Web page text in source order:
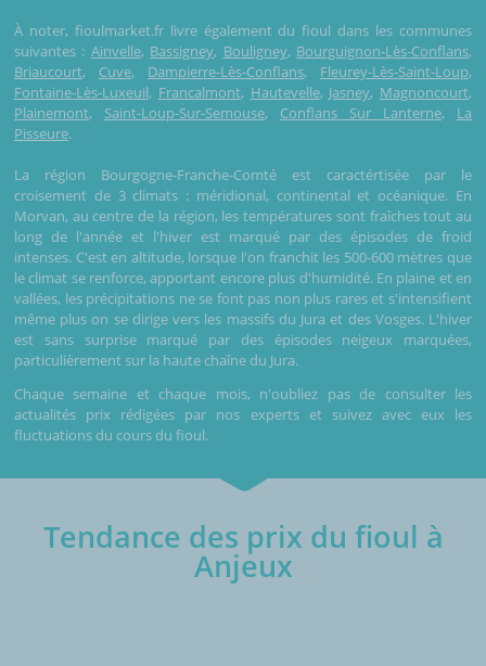
À noter, fioulmarket.fr livre également du fioul dans les communes
suivantes : Ainvelle, Bassigney, Bouligney, Bourguignon-Lès-Conflans,
Briaucourt, Cuve, Dampierre-Lès-Conflans, Fleurey-Lès-Saint-Loup,
Fontaine-Lès-Luxeuil, Francalmont, Hautevelle, Jasney, Magnoncourt,
Plainemont, Saint-Loup-Sur-Semouse, Conflans Sur Lanterne, La
Pisseure.
La région Bourgogne-Franche-Comté est caractértisée par le
croisement de 3 climats : méridional, continental et océanique. En
Morvan, au centre de la région, les températures sont fraîches tout au
long de l'année et l'hiver est marqué par des épisodes de froid
intenses. C'est en altitude, lorsque l'on franchit les 500-600 mètres que
le climat se renforce, apportant encore plus d'humidité. En plaine et en
vallées, les précipitations ne se font pas non plus rares et s'intensifient
même plus on se dirige vers les massifs du Jura et des Vosges. L'hiver
est sans surprise marqué par des épisodes neigeux marquées,
particulièrement sur la haute chaîne du Jura.
Chaque semaine et chaque mois, n'oubliez pas de consulter les
actualités prix rédigées par nos experts et suivez avec eux les
fluctuations du cours du fioul.
Tendance des prix du fioul à
Anjeux